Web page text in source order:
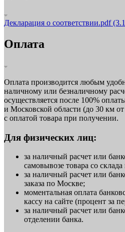
Декларация о соответствии.pdf
Оплата
Оплата производится любым
наличному или безналичному
осуществляется после 100%
и Московской области (до 30 км
с оплатой товара при получении.
Для физических лиц:
за наличный расчет или
самовывозе товара со
за наличный расчет или
заказа по Москве;
моментальная оплата
кассу на сайте (процент за
за наличный расчет или
отделении банка.